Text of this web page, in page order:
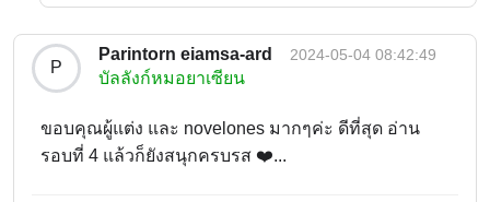
P
Parintorn eiamsa-ard 2024-05-04 08:42:49
บัลลังก์หมอยาเซียน
ขอบคุณผู้แต่ง และ novelones มากๆค่ะ ดีที่สุด อ่าน
รอบที่ 4 แล้วก็ยังสนุกครบรส ❤️...